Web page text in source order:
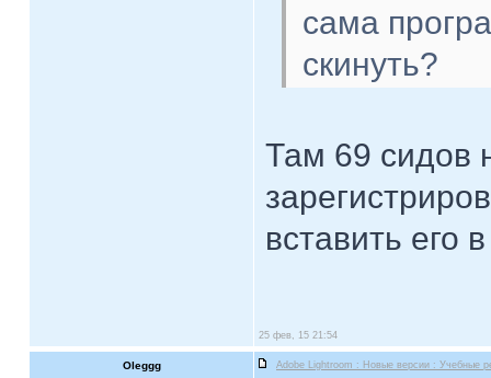
сама
скинуть?
Там 69 сидов
вставить его
25 фев, 15 21:54
Oleggg Adobe Lightroom : Новые версии : Учебные